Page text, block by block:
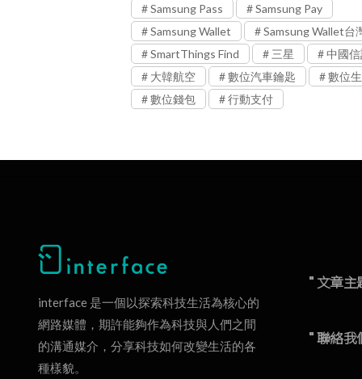
Samsung Pass
Samsung Pay
Samsung Wallet
Samsung Wallet台
SmartThings Find
三星
中國
大韓航空
數位汽車鑰匙
數位
數位錢包
行動支付
interface 是一個以探索科技生活為核心的
網路媒體，期許能夠作為科技與人們之間
的溝通媒介，分享科技如何改變生活的各
種樣貌。
" 文章主
" 聯絡我